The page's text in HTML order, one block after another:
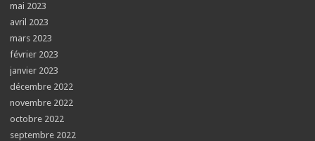
mai 2023
avril 2023
mars 2023
février 2023
janvier 2023
décembre 2022
novembre 2022
octobre 2022
septembre 2022